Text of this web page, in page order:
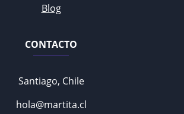
Blog
CONTACTO
Santiago, Chile
hola@martita.cl